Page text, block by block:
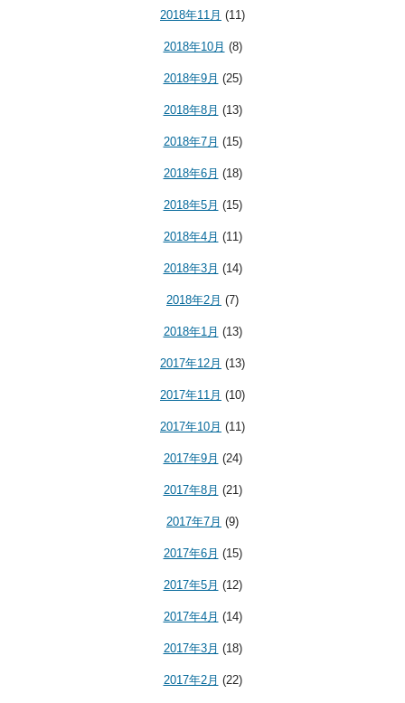
2018年11月 (11)
2018年10月 (8)
2018年9月 (25)
2018年8月 (13)
2018年7月 (15)
2018年6月 (18)
2018年5月 (15)
2018年4月 (11)
2018年3月 (14)
2018年2月 (7)
2018年1月 (13)
2017年12月 (13)
2017年11月 (10)
2017年10月 (11)
2017年9月 (24)
2017年8月 (21)
2017年7月 (9)
2017年6月 (15)
2017年5月 (12)
2017年4月 (14)
2017年3月 (18)
2017年2月 (22)